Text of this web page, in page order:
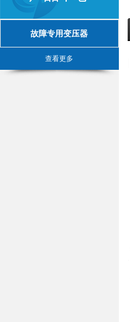
故障专用变压器
查看更多